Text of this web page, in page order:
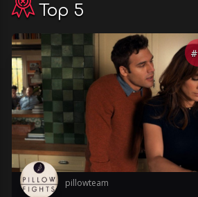
Top 5
#
pillowteam